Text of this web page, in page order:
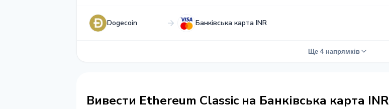
Dogecoin Банківська карта INR
Ще 4 напрямків
Вивести Ethereum Classic на Банківська карта INR